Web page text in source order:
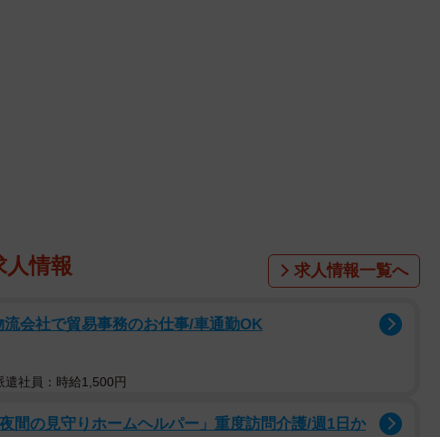
……お口が可愛すぎる！（提供：＠_3170g_51.5cmさん）
人情報 求人情報一覧へ
会社で貿易事務のお仕事/車通勤OK
遣社員：時給1,500円
間の見守りホームヘルパー」重度訪問介護/週1日か